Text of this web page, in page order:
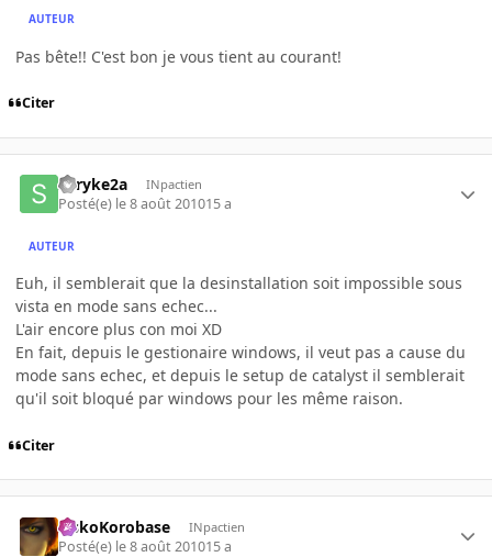
AUTEUR
Pas bête!! C'est bon je vous tient au courant!
Citer
shryke2a INpactien
Posté(e) le 8 août 201015 a
AUTEUR
Euh, il semblerait que la desinstallation soit impossible sous
vista en mode sans echec...
L'air encore plus con moi XD
En fait, depuis le gestionaire windows, il veut pas a cause du
mode sans echec, et depuis le setup de catalyst il semblerait
qu'il soit bloqué par windows pour les même raison.
Citer
SiskoKorobase INpactien
Posté(e) le 8 août 201015 a